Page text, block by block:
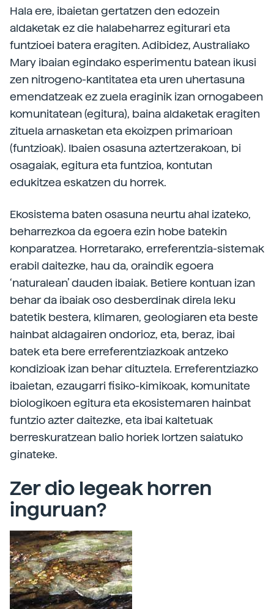
Hala ere, ibaietan gertatzen den edozein
aldaketak ez die halabeharrez egiturari eta
funtzioei batera eragiten. Adibidez, Australiako
Mary ibaian egindako esperimentu batean ikusi
zen nitrogeno-kantitatea eta uren uhertasuna
emendatzeak ez zuela eraginik izan ornogabeen
komunitatean (egitura), baina aldaketak eragiten
zituela arnasketan eta ekoizpen primarioan
(funtzioak). Ibaien osasuna aztertzerakoan, bi
osagaiak, egitura eta funtzioa, kontutan
edukitzea eskatzen du horrek.
Ekosistema baten osasuna neurtu ahal izateko,
beharrezkoa da egoera ezin hobe batekin
konparatzea. Horretarako, erreferentzia-sistemak
erabil daitezke, hau da, oraindik egoera
‘naturalean’ dauden ibaiak. Betiere kontuan izan
behar da ibaiak oso desberdinak direla leku
batetik bestera, klimaren, geologiaren eta beste
hainbat aldagairen ondorioz, eta, beraz, ibai
batek eta bere erreferentziazkoak antzeko
kondizioak izan behar dituztela. Erreferentziazko
ibaietan, ezaugarri fisiko-kimikoak, komunitate
biologikoen egitura eta ekosistemaren hainbat
funtzio azter daitezke, eta ibai kaltetuak
berreskuratzean balio horiek lortzen saiatuko
ginateke.
Zer dio legeak horren
inguruan?